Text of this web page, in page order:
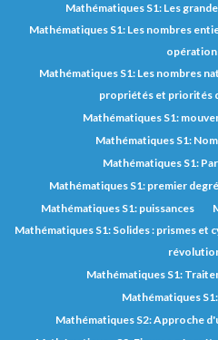
Mathématiques S1: Les
Mathématiques S1: Les nombres
Mathématiques S1: Les nombres
propriétés et priorités
Mathématiques S1:
Mathématiques S1:
Mathématiques S1:
Mathématiques S1: premier
Mathématiques S1: puissances
Mathématiques S1: Solides : prismes et
Mathématiques S1:
Mathématiques
Mathématiques S2: Approche